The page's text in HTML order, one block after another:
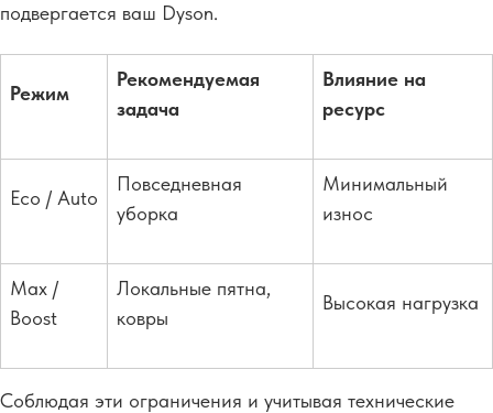
подвергается ваш Dyson.
Режим
Рекомендуемая
задача
Влияние на
ресурс
Eco / Auto
Повседневная
уборка
Минимальный
износ
Max /
Boost
Локальные пятна,
ковры
Высокая нагрузка
Соблюдая эти ограничения и учитывая технические